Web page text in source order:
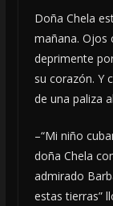
Doña Chela
mañana. Ojos
deprimente
su corazón. Y
de una paliza
–“Mi niño
doña Chela
admirado
estas tierras”